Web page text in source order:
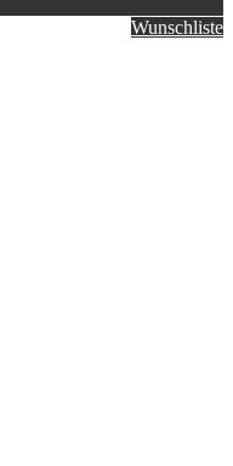
Wunschliste